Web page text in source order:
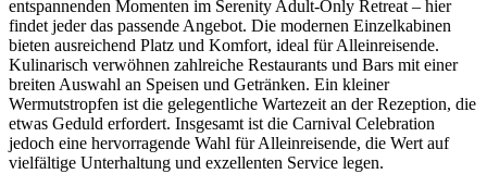
entspannenden Momenten im Serenity Adult-Only Retreat – hier
findet jeder das passende Angebot. Die modernen Einzelkabinen
bieten ausreichend Platz und Komfort, ideal für Alleinreisende.
Kulinarisch verwöhnen zahlreiche Restaurants und Bars mit einer
breiten Auswahl an Speisen und Getränken. Ein kleiner
Wermutstropfen ist die gelegentliche Wartezeit an der Rezeption, die
etwas Geduld erfordert. Insgesamt ist die Carnival Celebration
jedoch eine hervorragende Wahl für Alleinreisende, die Wert auf
vielfältige Unterhaltung und exzellenten Service legen.